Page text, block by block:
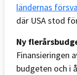
ländernas
där USA stod
Ny
Finansieringen
budgeten och